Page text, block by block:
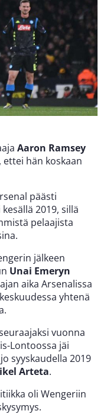
Aaron Ramsey
, ettei hän koskaan
päästi
2019, sillä
pelaajista
jälkeen
Unai Emeryn
aika Arsenalissa
yhtenä
vuonna
Lontoossa jäi
syyskaudella 2019
Arteta.
oli Wengeriin